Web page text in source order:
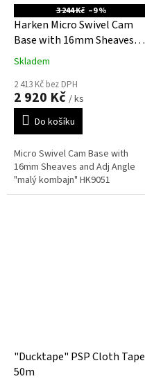
3 244 Kč –9 %
Harken Micro Swivel Cam
Base with 16mm Sheaves
and Adj Angle 9051
Skladem
2 413 Kč bez DPH
2 920 Kč / ks
Do košíku
Micro Swivel Cam Base with
16mm Sheaves and Adj Angle
"malý kombajn" HK9051
"Ducktape" PSP Cloth Tape
50m